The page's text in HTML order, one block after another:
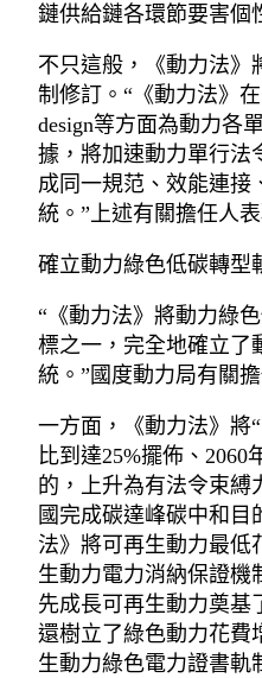
鏈供給鏈各環節要害個
不只這般，《動力法》
制修訂。“《動力法》
design等方面為動力各
據，將加速動力單行法
成同一規范、效能連接
統。”上述有關擔任人表
確立動力綠色低碳轉型
“《動力法》將動力綠
標之一，完全地確立了
統。”國度動力局有關
一方面，《動力法》將
比到達25%擺佈、2060
的，上升為有法令束縛
國完成碳達峰碳中和目
法》將可再生動力最低
生動力電力消納保證機
先成長可再生動力奠基
還樹立了綠色動力花費
生動力綠色電力證書軌